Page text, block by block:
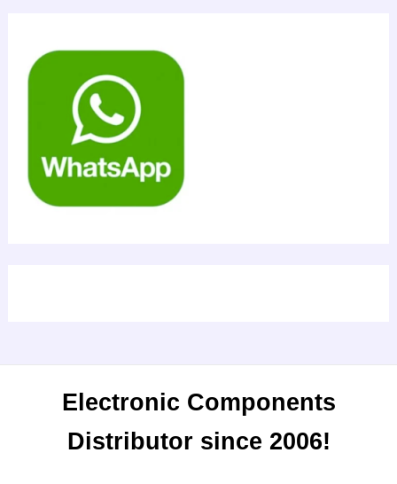
Electronic Components
Distributor since 2006!